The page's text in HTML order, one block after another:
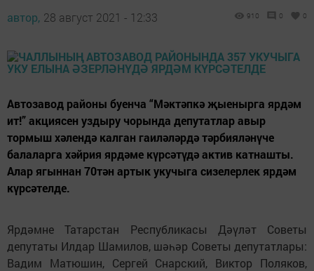
автор, 28 август 2021 - 12:33 910 0 0
Автозавод районы буенча “Мәктәпкә җыенырга ярдәм
ит!” акциясен уздыру чорында депутатлар авыр
тормыш хәлендә калган гаиләләрдә тәрбияләнүче
балаларга хәйрия ярдәме күрсәтүдә актив катнашты.
Алар ягыннан 70тән артык укучыга сизелерлек ярдәм
күрсәтелде.
Ярдәмне Татарстан Республикасы Дәүләт Советы
депутаты Илдар Шамилов, шәһәр Советы депутатлары:
Вадим Матюшин, Сергей Снарский, Виктор Поляков,